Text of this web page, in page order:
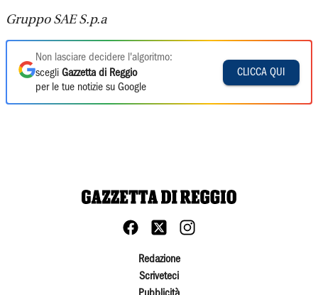
Gruppo SAE S.p.a
Non lasciare decidere l'algoritmo:
scegli Gazzetta di Reggio
per le tue notizie su Google
CLICCA QUI
Redazione
Scriveteci